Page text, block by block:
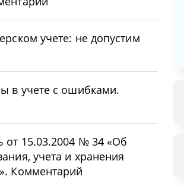
учете: не допустим
в учете с ошибками.
от 15.03.2004 № 34 «Об
учета и хранения
Комментарий